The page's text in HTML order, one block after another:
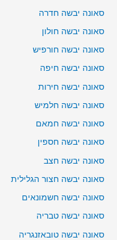
סאונה יבשה חדרה
סאונה יבשה חולון
סאונה יבשה חורפיש
סאונה יבשה חיפה
סאונה יבשה חירות
סאונה יבשה חלמיש
סאונה יבשה חמאם
סאונה יבשה חספין
סאונה יבשה חצב
סאונה יבשה חצור הגלילית
סאונה יבשה חשמונאים
סאונה יבשה טבריה
סאונה יבשה טובאזנגריה